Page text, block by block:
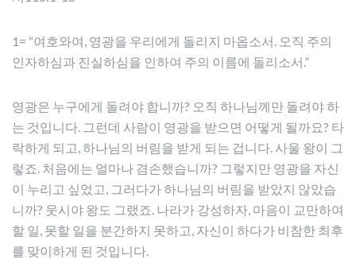
1= “여호와여, 영광을 우리에게 돌리지 마옵소서. 오직 주의
인자하심과 진실하심을 인하여 주의 이름에 돌리소서.”
영광은 누구에게 돌려야 합니까? 오직 하나님께만 돌려야 하
는 것입니다. 그런데 사람이 영광을 받으면 어떻게 될까요? 타
락하게 되고, 하나님의 버림을 받게 되는 겁니다. 사울 왕이 그
렇죠. 처음에는 얼마나 겸손했습니까? 그렇지만 영광을 자신
이 누리고 싶었고, 그러다가 하나님의 버림을 받았지 않았습
니까? 웃시야 왕도 그랬죠. 나라가 강성하자, 마음이 교만하여
할 일, 못할 일을 분간하지 못하고, 자신이 하다가 비참한 최후
를 맞이하게 된 것입니다.